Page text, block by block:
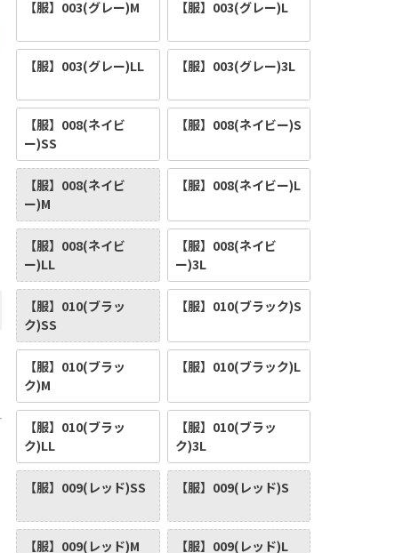
【服】003(グレー)M 【服】003(グレー)L
【服】003(グレー)LL 【服】003(グレー)3L
【服】008(ネイビ
ー)SS
【服】008(ネイビー)S
【服】008(ネイビ
ー)M
【服】008(ネイビー)L
【服】008(ネイビ
ー)LL
【服】008(ネイビ
ー)3L
【服】010(ブラッ
ク)SS
【服】010(ブラック)S
【服】010(ブラッ
ク)M
【服】010(ブラック)L
【服】010(ブラッ
ク)LL
【服】010(ブラッ
ク)3L
【服】009(レッド)SS 【服】009(レッド)S
【服】009(レッド)M 【服】009(レッド)L